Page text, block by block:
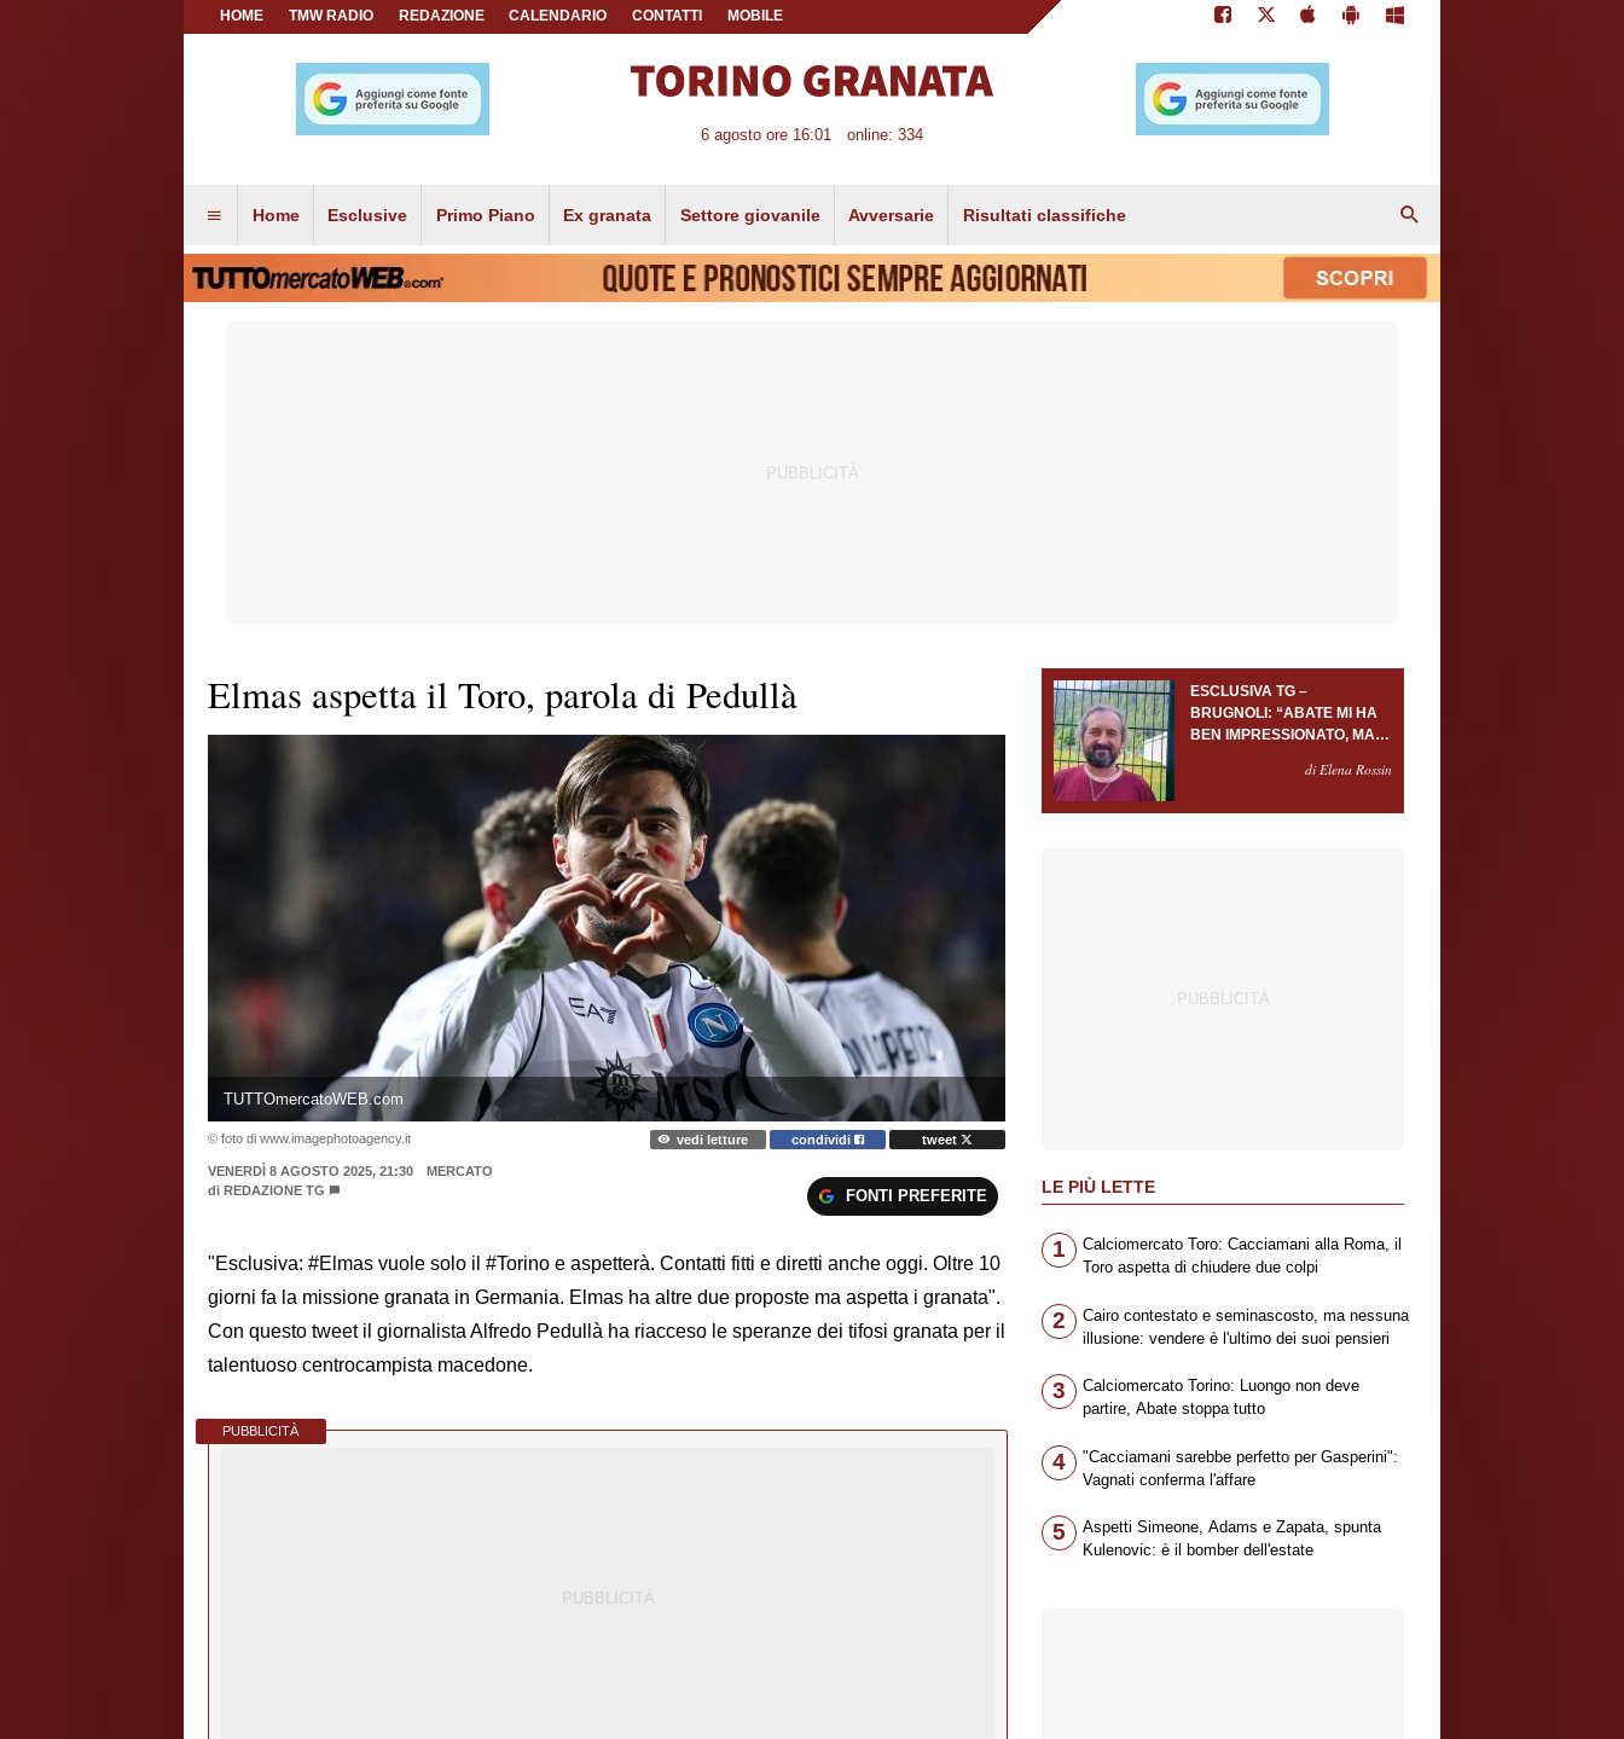
HOME TMW RADIO REDAZIONE CALENDARIO CONTATTI MOBILE
6 agosto ore 16:01 online: 334
Home Esclusive Primo Piano Ex granata Settore giovanile Avversarie Risultati classifiche
Elmas aspetta il Toro, parola di Pedullà
TUTTOmercatoWEB.com
© foto di www.imagephotoagency.it vedi letture condividi tweet
VENERDÌ 8 AGOSTO 2025, 21:30
MERCATO
di REDAZIONE TG FONTI PREFERITE
"Esclusiva: #Elmas vuole solo il #Torino e aspetterà. Contatti fitti e diretti anche oggi. Oltre 10
giorni fa la missione granata in Germania. Elmas ha altre due proposte ma aspetta i granata".
Con questo tweet il giornalista Alfredo Pedullà ha riacceso le speranze dei tifosi granata per il
talentuoso centrocampista macedone.
PUBBLICITÀ
ESCLUSIVA TG –
BRUGNOLI: “ABATE MI HA
BEN IMPRESSIONATO, MA
PORTIERE SERVONOdi Elena Rossin
LE PIÙ LETTE
1
Calciomercato Toro: Cacciamani alla Roma, il
Toro aspetta di chiudere due colpi
2
Cairo contestato e seminascosto, ma nessuna
illusione: vendere è l'ultimo dei suoi pensieri
3
Calciomercato Torino: Luongo non deve
partire, Abate stoppa tutto
4
"Cacciamani sarebbe perfetto per Gasperini":
Vagnati conferma l'affare
5
Aspetti Simeone, Adams e Zapata, spunta
Kulenovic: è il bomber dell'estate